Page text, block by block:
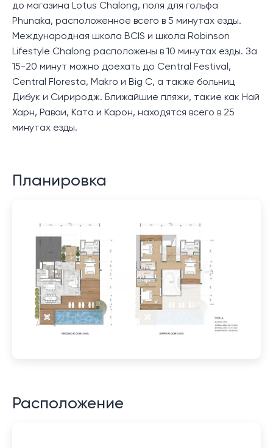
до магазина Lotus Chalong, поля для гольфа
Phunaka, расположенное всего в 5 минутах езды.
Международная школа BCIS и школа Robinson
Lifestyle Chalong расположены в 10 минутах езды. За
15-20 минут можно доехать до Central Festival,
Central Floresta, Makro и Big C, а также больниц
Дибук и Сириродж. Ближайшие пляжи, такие как Най
Харн, Раваи, Ката и Карон, находятся всего в 25
минутах езды.
Планировка
Расположение